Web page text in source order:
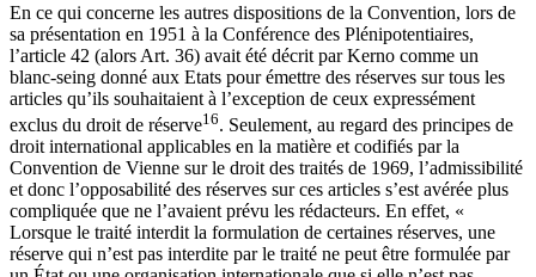
En ce qui concerne les autres dispositions de la Convention, lors de
sa présentation en 1951 à la Conférence des Plénipotentiaires,
l’article 42 (alors Art. 36) avait été décrit par Kerno comme un
blanc-seing donné aux Etats pour émettre des réserves sur tous les
articles qu’ils souhaitaient à l’exception de ceux expressément
exclus du droit de réserve16. Seulement, au regard des principes de
droit international applicables en la matière et codifiés par la
Convention de Vienne sur le droit des traités de 1969, l’admissibilité
et donc l’opposabilité des réserves sur ces articles s’est avérée plus
compliquée que ne l’avaient prévu les rédacteurs. En effet, «
Lorsque le traité interdit la formulation de certaines réserves, une
réserve qui n’est pas interdite par le traité ne peut être formulée par